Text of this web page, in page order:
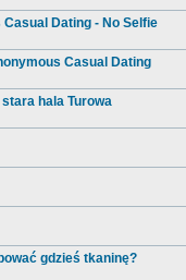
Dating - No Selfie
Casual Dating
hala Turowa
gdzieś tkaninę?